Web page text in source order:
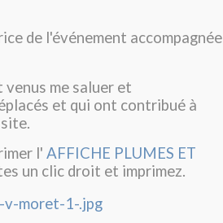
de l'événement accompagnée
me saluer et
et qui ont contribué à
l' AFFICHE PLUMES ET
un clic droit et imprimez.